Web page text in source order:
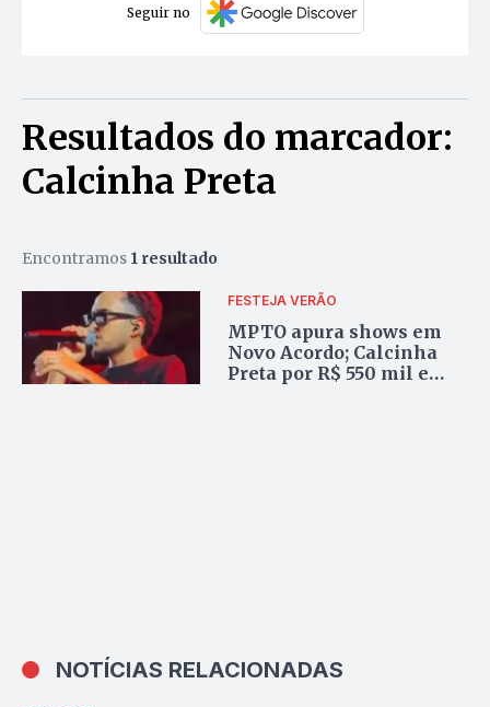
Seguir no
Resultados do marcador:
Calcinha Preta
Encontramos 1 resultado
FESTEJA VERÃO
MPTO apura shows em
Novo Acordo; Calcinha
Preta por R$ 550 mil e
NOTÍCIAS RELACIONADAS